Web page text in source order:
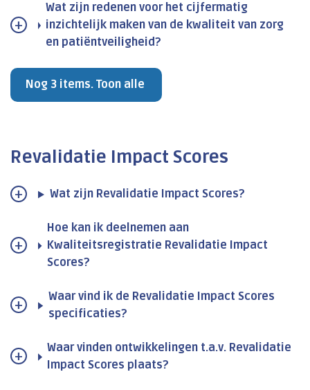
Wat zijn redenen voor het cijfermatig
inzichtelijk maken van de kwaliteit van zorg
en patiëntveiligheid?
Nog 3 items. Toon alle
Revalidatie Impact Scores
Wat zijn Revalidatie Impact Scores?
Hoe kan ik deelnemen aan
Kwaliteitsregistratie Revalidatie Impact
Scores?
Waar vind ik de Revalidatie Impact Scores
specificaties?
Waar vinden ontwikkelingen t.a.v. Revalidatie
Impact Scores plaats?